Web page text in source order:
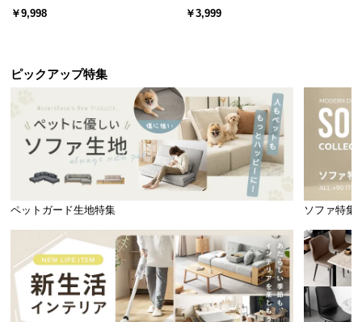
ード 木目/石目調 オープン収納・
￥9,998
スチール 4段階高さ調節 サイドフ
￥3,999
ピックアップ特集
ペットガード生地特集 ソファ特集